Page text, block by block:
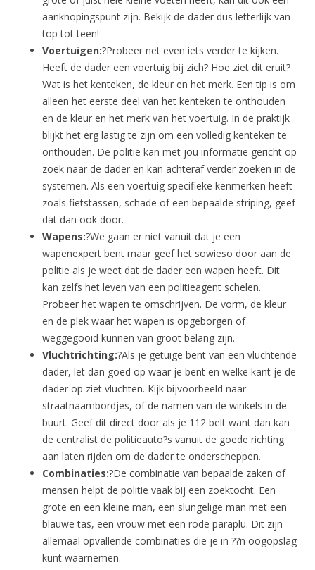
aanknopingspunt zijn. Bekijk de dader dus letterlijk van
top tot teen!
Voertuigen:?Probeer net even iets verder te kijken.
Heeft de dader een voertuig bij zich? Hoe ziet dit eruit?
Wat is het kenteken, de kleur en het merk. Een tip is om
alleen het eerste deel van het kenteken te onthouden
en de kleur en het merk van het voertuig. In de praktijk
blijkt het erg lastig te zijn om een volledig kenteken te
onthouden. De politie kan met jou informatie gericht op
zoek naar de dader en kan achteraf verder zoeken in de
systemen. Als een voertuig specifieke kenmerken heeft
zoals fietstassen, schade of een bepaalde striping, geef
dat dan ook door.
Wapens:?We gaan er niet vanuit dat je een
wapenexpert bent maar geef het sowieso door aan de
politie als je weet dat de dader een wapen heeft. Dit
kan zelfs het leven van een politieagent schelen.
Probeer het wapen te omschrijven. De vorm, de kleur
en de plek waar het wapen is opgeborgen of
weggegooid kunnen van groot belang zijn.
Vluchtrichting:?Als je getuige bent van een vluchtende
dader, let dan goed op waar je bent en welke kant je de
dader op ziet vluchten. Kijk bijvoorbeeld naar
straatnaambordjes, of de namen van de winkels in de
buurt. Geef dit direct door als je 112 belt want dan kan
de centralist de politieauto?s vanuit de goede richting
aan laten rijden om de dader te onderscheppen.
Combinaties:?De combinatie van bepaalde zaken of
mensen helpt de politie vaak bij een zoektocht. Een
grote en een kleine man, een slungelige man met een
blauwe tas, een vrouw met een rode paraplu. Dit zijn
allemaal opvallende combinaties die je in ??n oogopslag
kunt waarnemen.